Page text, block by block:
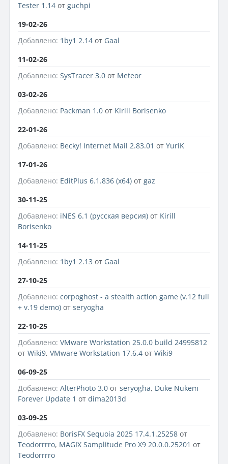
Tester 1.14 от guchpi
19-02-26
Добавлено: 1by1 2.14 от Gaal
11-02-26
Добавлено: SysTracer 3.0 от Meteor
03-02-26
Добавлено: Packman 1.0 от Kirill Borisenko
22-01-26
Добавлено: Becky! Internet Mail 2.83.01 от YuriK
17-01-26
Добавлено: EditPlus 6.1.836 (x64) от gaz
30-11-25
Добавлено: iNES 6.1 (русская версия) от Kirill
Borisenko
14-11-25
Добавлено: 1by1 2.13 от Gaal
27-10-25
Добавлено: corpoghost - a stealth action game (v.12 full
+ v.19 demo) от seryogha
22-10-25
Добавлено: VMware Workstation 25.0.0 build 24995812
от Wiki9, VMware Workstation 17.6.4 от Wiki9
06-09-25
Добавлено: AlterPhoto 3.0 от seryogha, Duke Nukem
Forever Update 1 от dima2013d
03-09-25
Добавлено: BorisFX Sequoia 2025 17.4.1.25258 от
Teodorrrro, MAGIX Samplitude Pro X9 20.0.0.25201 от
Teodorrrro